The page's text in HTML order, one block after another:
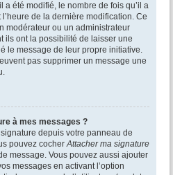
a été modifié, le nombre de fois qu’il a
de la dernière modification. Ce
modérateur ou un administrateur
ils ont la possibilité de laisser une
le message de leur propre initiative.
pas supprimer un message une
à mes messages ?
depuis votre panneau de
pouvez cocherAttacher ma signature
message. Vous pouvez aussi ajouter
messages en activant l’option